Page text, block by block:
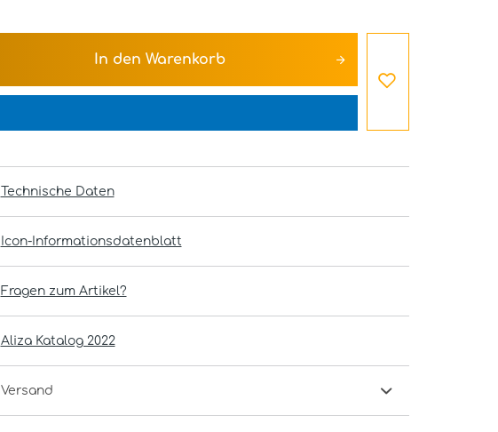
In den Warenkorb
Technische Daten
Icon-Informationsdatenblatt
Fragen zum Artikel?
Aliza Katalog 2022
Versand